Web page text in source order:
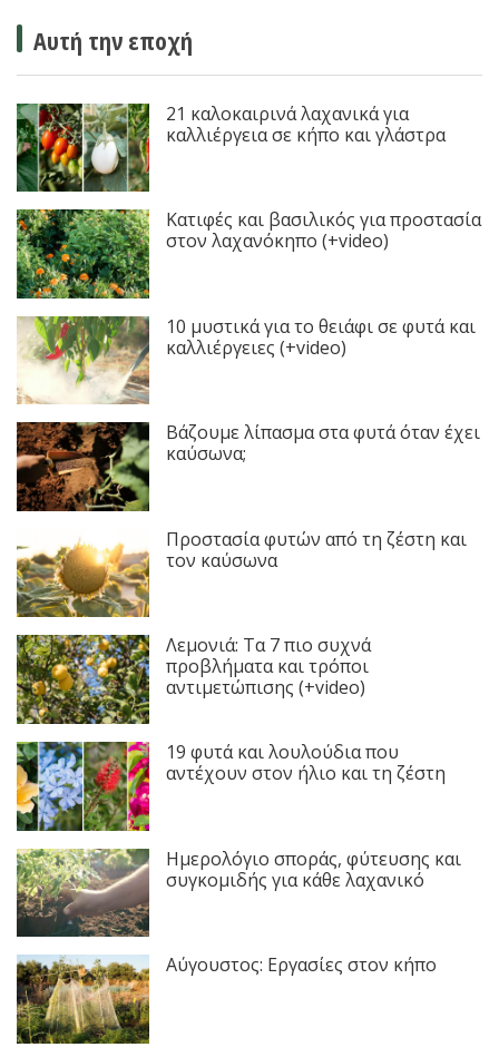
Αυτή την εποχή
21 καλοκαιρινά λαχανικά για
καλλιέργεια σε κήπο και γλάστρα
Κατιφές και βασιλικός για προστασία
στον λαχανόκηπο (+video)
10 μυστικά για το θειάφι σε φυτά και
καλλιέργειες (+video)
Βάζουμε λίπασμα στα φυτά όταν έχει
καύσωνα;
Προστασία φυτών από τη ζέστη και
τον καύσωνα
Λεμονιά: Τα 7 πιο συχνά
προβλήματα και τρόποι
αντιμετώπισης (+video)
19 φυτά και λουλούδια που
αντέχουν στον ήλιο και τη ζέστη
Ημερολόγιο σποράς, φύτευσης και
συγκομιδής για κάθε λαχανικό
Αύγουστος: Εργασίες στον κήπο